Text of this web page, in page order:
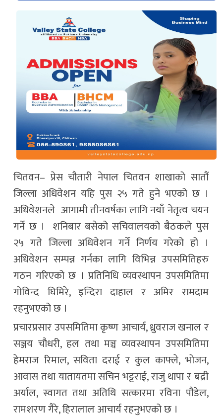
चितवन– प्रेस चौतारी नेपाल चितवन शाखाको सातौं
जिल्ला अधिवेशन यहि पुस २५ गते हुने भएको छ ।
अधिवेशनले आगामी तीनवर्षका लागि नयाँ नेतृत्व चयन
गर्ने छ । शनिबार बसेको सचिवालयको बैठकले पुस
२५ गते जिल्ला अधिवेशन गर्ने निर्णय गरेको हो ।
अधिवेशन सम्पन्न गर्नका लागि विभिन्न उपसमितिहरु
गठन गरिएको छ । प्रतिनिधि व्यवस्थापन उपसमितिमा
गोविन्द घिमिरे, इन्दिरा दाहाल र अमिर रामदाम
रहनुभएको छ ।
प्रचारप्रसार उपसमितिमा कृष्ण आचार्य, ध्रुवराज खनाल र
सञ्जय चौधरी, हल तथा मञ्च व्यवस्थापन उपसमितिमा
हेमराज रिमाल, सविता दराई र कुल काफ्ले, भोजन,
आवास तथा यातायतमा सचिन भट्टराई, राजु थापा र बद्री
अर्याल, स्वागत तथा अतिथि सत्कारमा रविना पौडेल,
रामशरण गैरे, हिरालाल आचार्य रहनुभएको छ ।